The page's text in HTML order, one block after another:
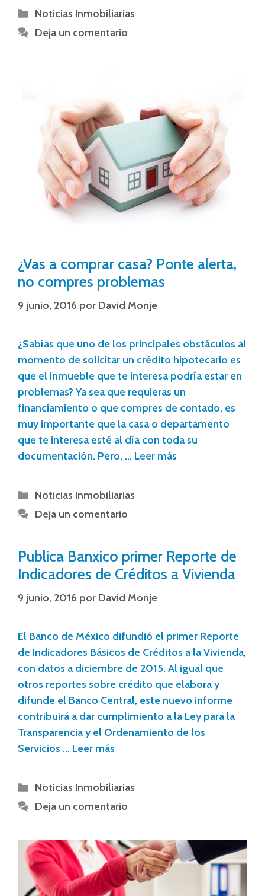
Noticias Inmobiliarias
Deja un comentario
¿Vas a comprar casa? Ponte alerta,
no compres problemas
9 junio, 2016 por David Monje
¿Sabías que uno de los principales obstáculos al
momento de solicitar un crédito hipotecario es
que el inmueble que te interesa podría estar en
problemas? Ya sea que requieras un
financiamiento o que compres de contado, es
muy importante que la casa o departamento
que te interesa esté al día con toda su
documentación. Pero, … Leer más
Noticias Inmobiliarias
Deja un comentario
Publica Banxico primer Reporte de
Indicadores de Créditos a Vivienda
9 junio, 2016 por David Monje
El Banco de México difundió el primer Reporte
de Indicadores Básicos de Créditos a la Vivienda,
con datos a diciembre de 2015. Al igual que
otros reportes sobre crédito que elabora y
difunde el Banco Central, este nuevo informe
contribuirá a dar cumplimiento a la Ley para la
Transparencia y el Ordenamiento de los
Servicios … Leer más
Noticias Inmobiliarias
Deja un comentario